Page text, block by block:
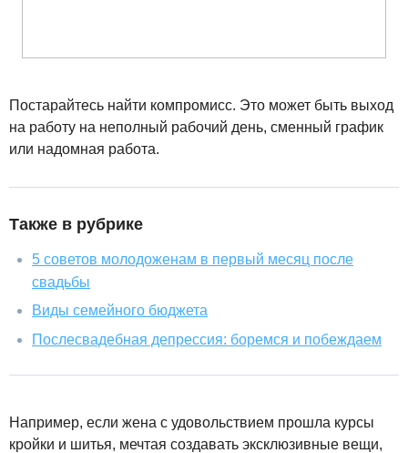
Постарайтесь найти компромисс. Это может быть выход
на работу на неполный рабочий день, сменный график
или надомная работа.
Также в рубрике
5 советов молодоженам в первый месяц после
свадьбы
Виды семейного бюджета
Послесвадебная депрессия: боремся и побеждаем
Например, если жена с удовольствием прошла курсы
кройки и шитья, мечтая создавать эксклюзивные вещи,